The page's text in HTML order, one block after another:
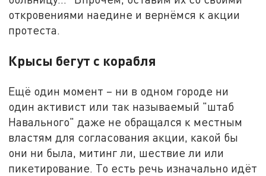
откровениями наедине и вернёмся к акции
протеста.
Крысы бегут с корабля
Ещё один момент – ни в одном городе ни
один активист или так называемый "штаб
Навального" даже не обращался к местным
властям для согласования акции, какой бы
они ни была, митинг ли, шествие ли или
пикетирование. То есть речь изначально идёт